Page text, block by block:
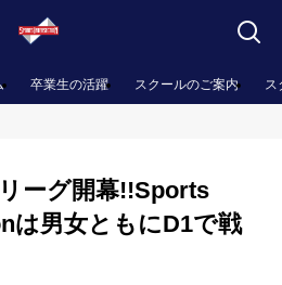
卒業生の活躍 スクールのご案内 ス
ーグ開幕!!Sports
は男女ともにD1で戦